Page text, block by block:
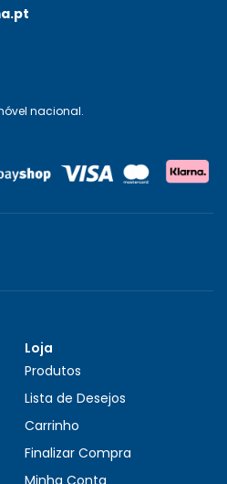
nacional.
Loja
Produtos
Lista de Desejos
Carrinho
Finalizar Compra